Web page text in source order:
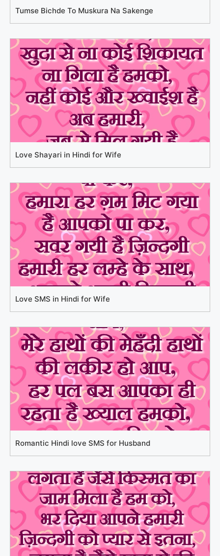
Tumse Bichde To Muskura Na Sakenge
Love Shayari in Hindi for Wife
Love SMS in Hindi for Wife
Romantic Hindi love SMS for Husband